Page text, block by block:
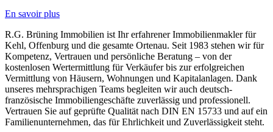
En savoir plus
R.G. Brüning Immobilien ist Ihr erfahrener Immobilienmakler für
Kehl, Offenburg und die gesamte Ortenau. Seit 1983 stehen wir für
Kompetenz, Vertrauen und persönliche Beratung – von der
kostenlosen Wertermittlung für Verkäufer bis zur erfolgreichen
Vermittlung von Häusern, Wohnungen und Kapitalanlagen. Dank
unseres mehrsprachigen Teams begleiten wir auch deutsch-
französische Immobiliengeschäfte zuverlässig und professionell.
Vertrauen Sie auf geprüfte Qualität nach DIN EN 15733 und auf ein
Familienunternehmen, das für Ehrlichkeit und Zuverlässigkeit steht.